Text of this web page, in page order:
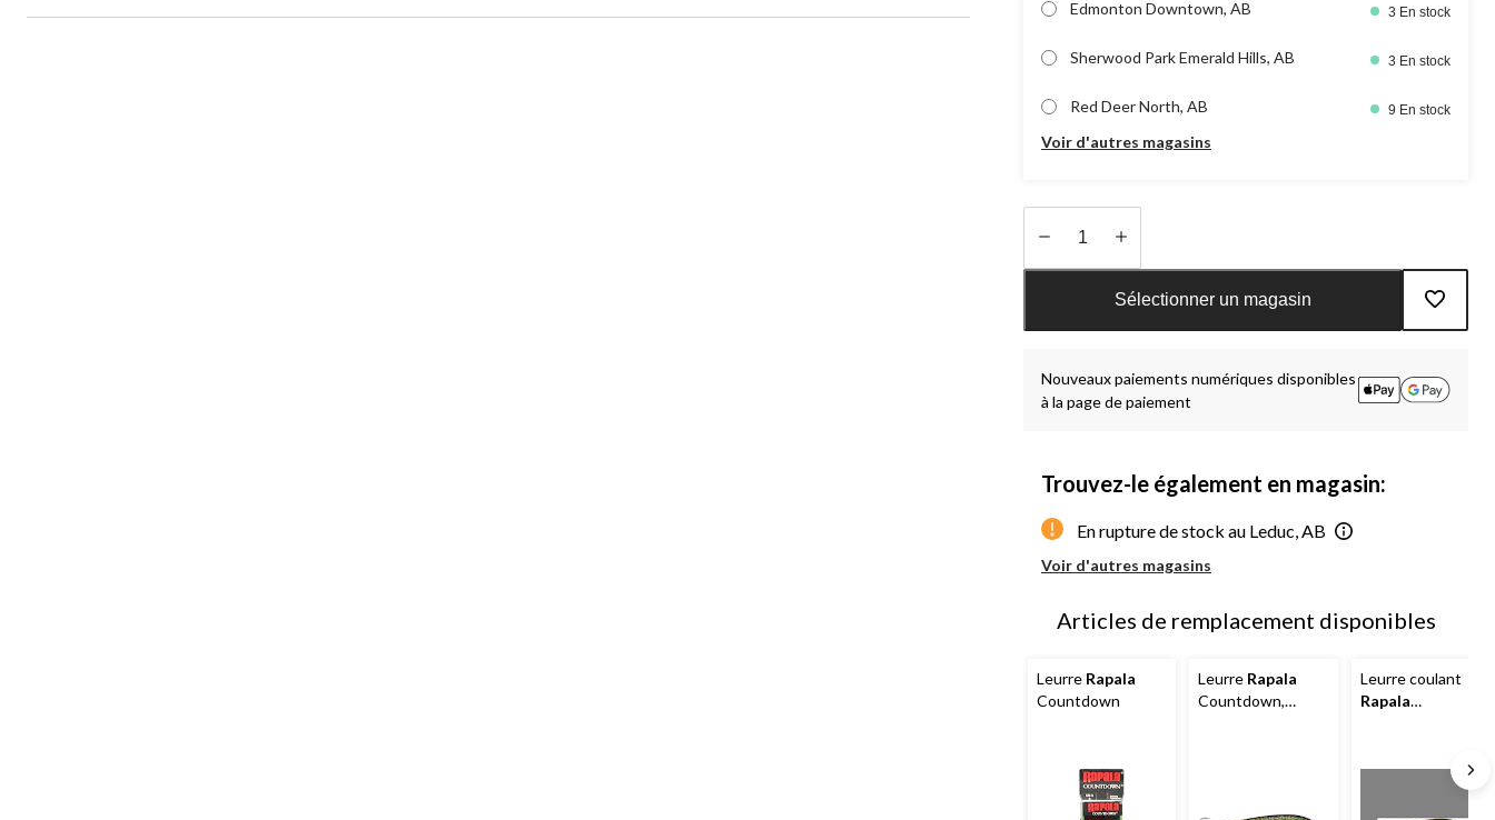
Edmonton Downtown, AB 3 En stock
Sherwood Park Emerald Hills, AB 3 En stock
Red Deer North, AB 9 En stock
Voir d'autres magasins
Quantité
Sélectionner un magasin
Nouveaux paiements numériques disponibles
à la page de paiement
Trouvez-le également en magasin:
En rupture de stock au Leduc, AB
Voir d'autres magasins
Articles de remplacement disponibles
Leurre Rapala
Countdown
Leurre Rapala
Countdown,
Leurre coulant
Rapala